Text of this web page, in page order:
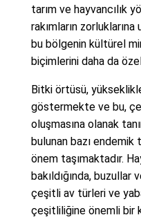
tarım ve hayvancılık
rakımların zorluklarına
bu bölgenin kültürel
biçimlerini daha da
Bitki örtüsü,
göstermekte ve bu,
oluşmasına olanak
bulunan bazı endemik
önem taşımaktadır.
bakıldığında, buzullar
çeşitli av türleri ve
çeşitliliğine önemli bir